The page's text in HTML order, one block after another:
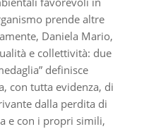
prende altre
Daniela Mario,
e collettività: due
definisce
con tutta evidenza, di
dalla perdita di
e con i propri simili,